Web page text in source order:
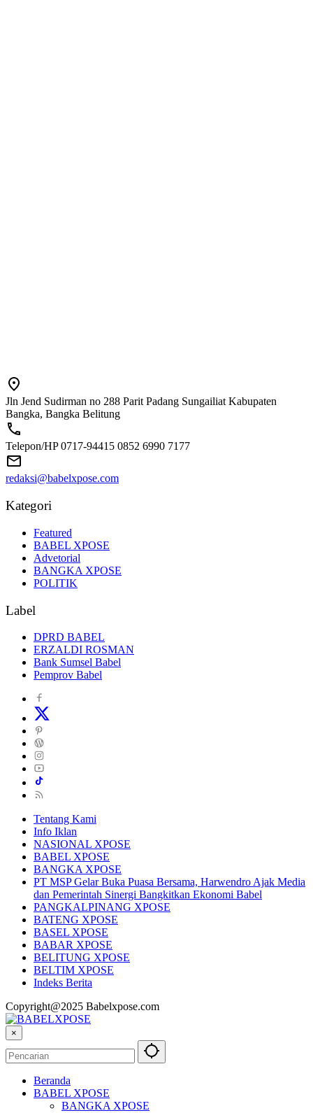
Jln Jend Sudirman no 288 Parit Padang Sungailiat Kabupaten
Bangka, Bangka Belitung
Telepon/HP 0717-94415 0852 6990 7177
redaksi@babelxpose.com
Kategori
Featured
BABEL XPOSE
Advetorial
BANGKA XPOSE
POLITIK
Label
DPRD BABEL
ERZALDI ROSMAN
Bank Sumsel Babel
Pemprov Babel
Tentang Kami
Info Iklan
NASIONAL XPOSE
BABEL XPOSE
BANGKA XPOSE
PT MSP Gelar Buka Puasa Bersama, Harwendro Ajak Media
dan Pemerintah Sinergi Bangkitkan Ekonomi Babel
PANGKALPINANG XPOSE
BATENG XPOSE
BASEL XPOSE
BABAR XPOSE
BELITUNG XPOSE
BELTIM XPOSE
Indeks Berita
Copyright@2025 Babelxpose.com
×
Beranda
BABEL XPOSE
BANGKA XPOSE